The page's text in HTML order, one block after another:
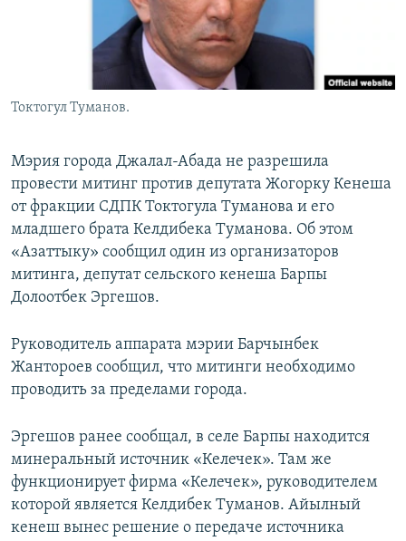
Токтогул Туманов.
Мэрия города Джалал-Абада не разрешила
провести митинг против депутата Жогорку Кенеша
от фракции СДПК Токтогула Туманова и его
младшего брата Келдибека Туманова. Об этом
«Азаттыку» сообщил один из организаторов
митинга, депутат сельского кенеша Барпы
Долоотбек Эргешов.
Руководитель аппарата мэрии Барчынбек
Жантороев сообщил, что митинги необходимо
проводить за пределами города.
Эргешов ранее сообщал, в селе Барпы находится
минеральный источник «Келечек». Там же
функционирует фирма «Келечек», руководителем
которой является Келдибек Туманов. Айылный
кенеш вынес решение о передаче источника